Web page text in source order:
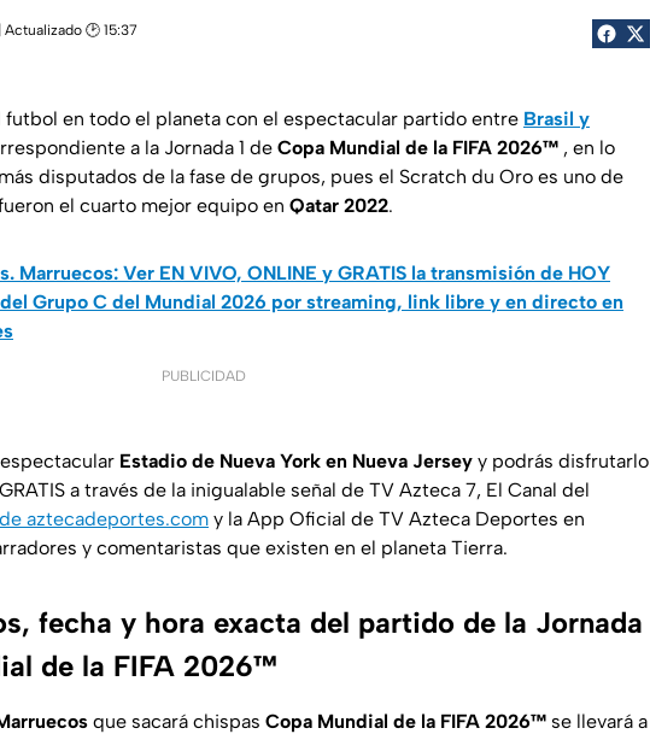
| Actualizado 🕑 15:37
futbol en todo el planeta con el espectacular partido entre Brasil y
a la Jornada 1 de Copa Mundial de la FIFA 2026™ , en lo
disputados de la fase de grupos, pues el Scratch du Oro es uno de
el cuarto mejor equipo en Qatar 2022.
Marruecos: Ver EN VIVO, ONLINE y GRATIS la transmisión de HOY
Grupo C del Mundial 2026 por streaming, link libre y en directo en
PUBLICIDAD
Estadio de Nueva York en Nueva Jersey y podrás disfrutarlo
a través de la inigualable señal de TV Azteca 7, El Canal del
aztecadeportes.com y la App Oficial de TV Azteca Deportes en
y comentaristas que existen en el planeta Tierra.
fecha y hora exacta del partido de la Jornada
de la FIFA 2026™
que sacará chispas Copa Mundial de la FIFA 2026™ se llevará a